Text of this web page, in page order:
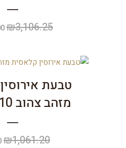
₪3,106.25
טבעת
מזהב צהוב 0.10 קראט
₪1,061.20